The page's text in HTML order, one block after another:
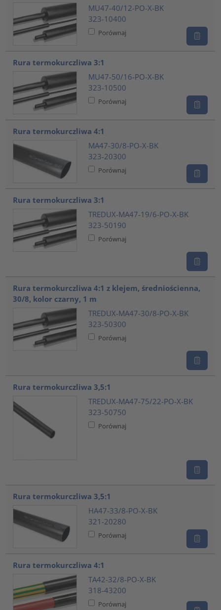
MU47-40/12-PO-X-BK
323-10400
Porównaj
Rura termokurczliwa 3:1
MU47-50/16-PO-X-BK
323-10500
Porównaj
Rura termokurczliwa 4:1
MA47-30/8-PO-X-BK
323-20300
Porównaj
Rura termokurczliwa 3:1
TREDUX-MA47-19/6-PO-X-BK
323-50190
Porównaj
Rura termokurczliwa 4:1 z klejem, średniościenna,
30/8, kolor czarny, 1 m
TREDUX-MA47-30/8-PO-X-BK
323-50300
Porównaj
Rura termokurczliwa 3,5:1
TREDUX-MA47-75/22-PO-X-BK
323-50750
Porównaj
Rura termokurczliwa 3,5:1
HA47-33/8-PO-X-BK
321-20280
Porównaj
Rura termokurczliwa 4:1
TA42-32/8-PO-X-BK
318-43200
Porównaj